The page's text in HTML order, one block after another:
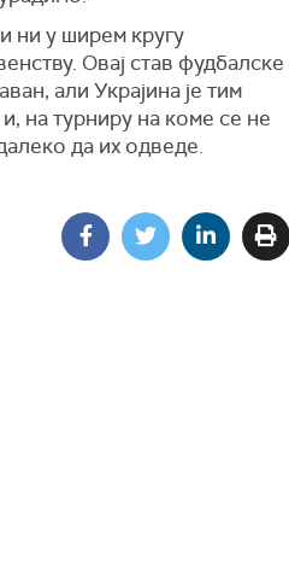
ни у ширем кругу
Овај став фудбалске
али Украјина је тим
на турниру на коме се не
да их одведе.